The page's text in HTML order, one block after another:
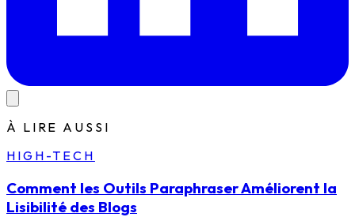
À LIRE AUSSI
HIGH-TECH
Comment les Outils Paraphraser Améliorent la
Lisibilité des Blogs